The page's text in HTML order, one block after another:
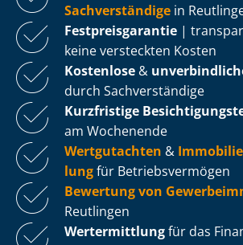
Sachverständige in
Fest­preis­ga­ran­tie |
keine versteckten Kosten
Kostenlose &
durch Sachverständige
Kurzfristige
am Wochenende
Wertgutachten &
lungfür Be­triebs­ver­mö­gen
Bewertung von
Reutlingen
Wertermittlungfür das